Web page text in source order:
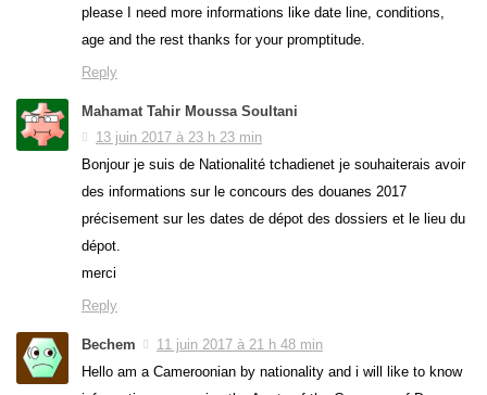
please I need more informations like date line, conditions,
age and the rest thanks for your promptitude.
Reply
Mahamat Tahir Moussa Soultani
13 juin 2017 à 23 h 23 min
Bonjour je suis de Nationalité tchadienet je souhaiterais avoir
des informations sur le concours des douanes 2017
précisement sur les dates de dépot des dossiers et le lieu du
dépot.
merci
Reply
Bechem
11 juin 2017 à 21 h 48 min
Hello am a Cameroonian by nationality and i will like to know